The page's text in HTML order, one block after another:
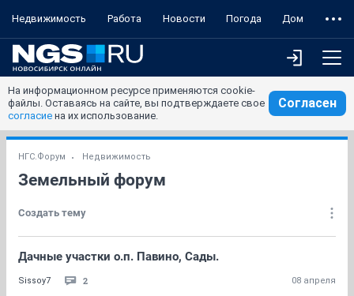
Недвижимость Работа Новости Погода Дом
На информационном ресурсе применяются cookie-
файлы. Оставаясь на сайте, вы подтверждаете свое
согласие на их использование.
Согласен
НГС.Форум Недвижимость
Земельный форум
Создать тему
Дачные участки о.п. Павино, Сады.
Sissoy7 2 08 апреля